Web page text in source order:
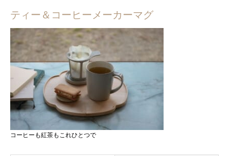
ティー＆コーヒーメーカーマグ
コーヒーも紅茶もこれひとつで